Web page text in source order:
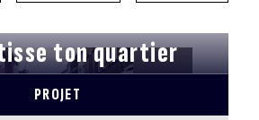
ton quartier
PROJET